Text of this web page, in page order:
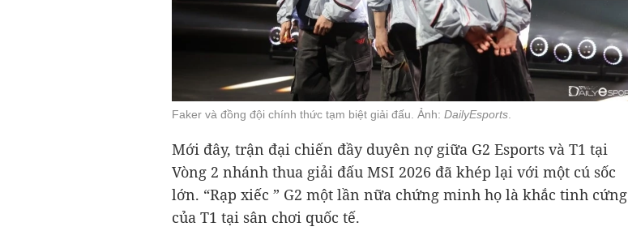
Faker và đồng đội chính thức tạm biệt giải đấu. Ảnh: DailyEsports
Mới đây, trận đại chiến đầy duyên nợ giữa G2 Esports và T1 tại
Vòng 2 nhánh thua giải đấu MSI 2026 đã khép lại với một cú sốc
lớn. “Rạp xiếc ” G2 một lần nữa chứng minh họ là khắc tinh cứng
của T1 tại sân chơi quốc tế.